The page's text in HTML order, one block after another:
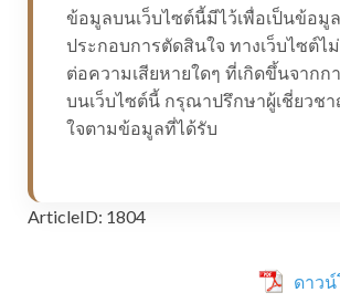
ข้อมูลบนเว็บไซต์นี้มีไว้เพื่อเป็นข้อมู
ประกอบการตัดสินใจ ทางเว็บไซต์ไ
ต่อความเสียหายใดๆ ที่เกิดขึ้นจากก
บนเว็บไซต์นี้ กรุณาปรึกษาผู้เชี่ยวช
ใจตามข้อมูลที่ได้รับ
ArticleID: 1804
ดาว